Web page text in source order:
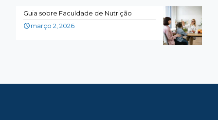
Guia sobre Faculdade de Nutrição
março 2, 2026